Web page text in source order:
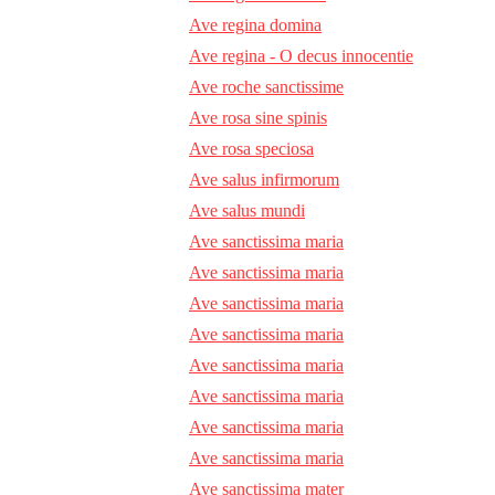
Ave regina domina
Ave regina - O decus innocentie
Ave roche sanctissime
Ave rosa sine spinis
Ave rosa speciosa
Ave salus infirmorum
Ave salus mundi
Ave sanctissima maria
Ave sanctissima maria
Ave sanctissima maria
Ave sanctissima maria
Ave sanctissima maria
Ave sanctissima maria
Ave sanctissima maria
Ave sanctissima maria
Ave sanctissima mater